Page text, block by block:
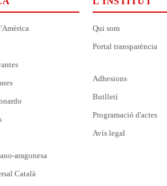
aragonesa
Català
Qui som
Portal transparència
Adhesions
Butlletí
Programació d'actes
Avís legal